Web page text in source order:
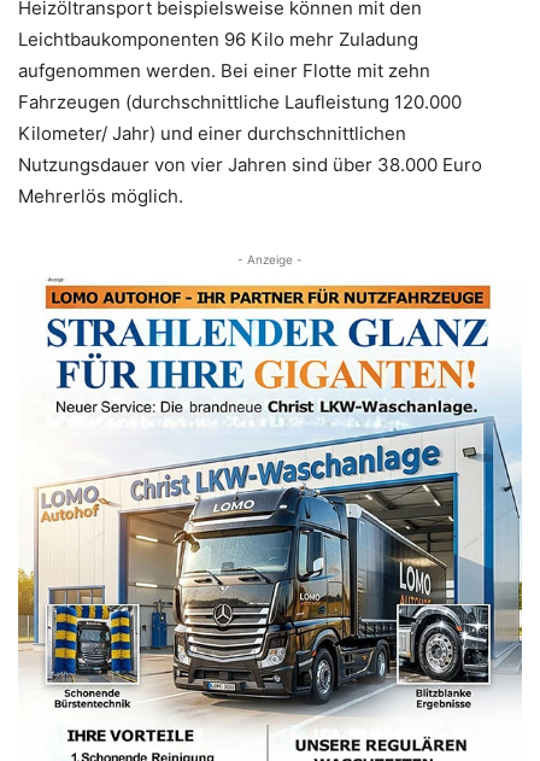
Heizöltransport beispielsweise können mit den
Leichtbaukomponenten 96 Kilo mehr Zuladung
aufgenommen werden. Bei einer Flotte mit zehn
Fahrzeugen (durchschnittliche Laufleistung 120.000
Kilometer/ Jahr) und einer durchschnittlichen
Nutzungsdauer von vier Jahren sind über 38.000 Euro
Mehrerlös möglich.
- Anzeige -